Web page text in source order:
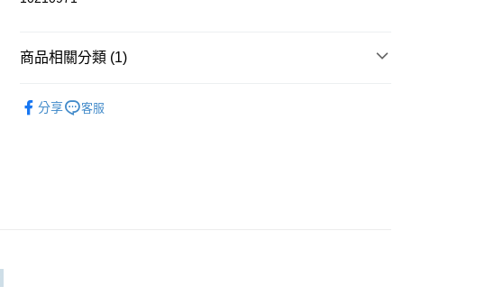
每筆NT$60，滿NT$699(含以上)免運費
商品相關分類 (1)
分享
客服